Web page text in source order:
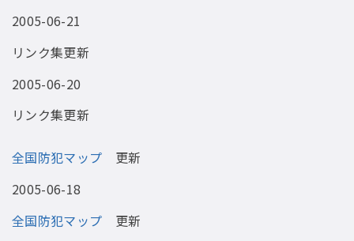
2005-06-21
リンク集更新
2005-06-20
リンク集更新
全国防犯マップ 更新
2005-06-18
全国防犯マップ 更新